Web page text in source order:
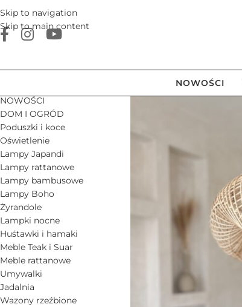
Skip to navigation
Skip to main content
NOWOŚCI
NOWOŚCI
DOM I OGRÓD
Poduszki i koce
Oświetlenie
Lampy Japandi
Lampy rattanowe
Lampy bambusowe
Lampy Boho
Żyrandole
Lampki nocne
Huśtawki i hamaki
Meble Teak i Suar
Meble rattanowe
Umywalki
Jadalnia
Wazony rzeźbione